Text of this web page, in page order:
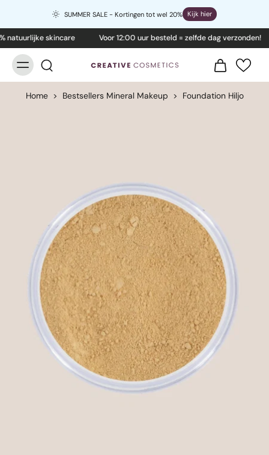
SUMMER SALE - Kortingen tot wel 20% Kijk hier
skincare Voor 12:00 uur besteld = zelfde dag verzonden!
Home > Bestsellers Mineral Makeup > Foundation Hiljo